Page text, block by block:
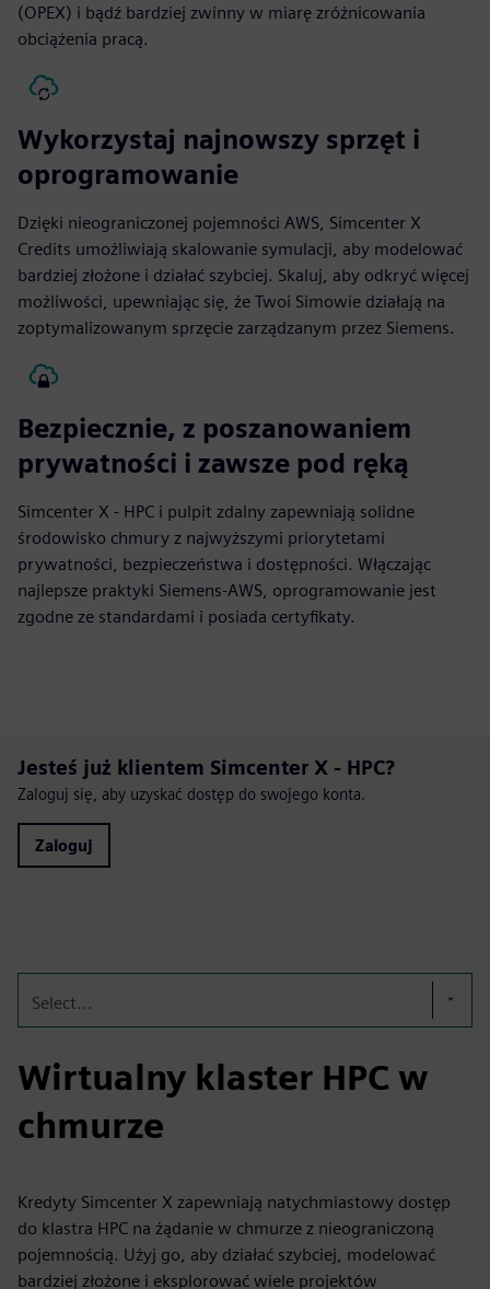
(OPEX) i bądź bardziej zwinny w miarę zróżnicowania
obciążenia pracą.
Wykorzystaj najnowszy sprzęt i
oprogramowanie
Dzięki nieograniczonej pojemności AWS, Simcenter X
Credits umożliwiają skalowanie symulacji, aby modelować
bardziej złożone i działać szybciej. Skaluj, aby odkryć więcej
możliwości, upewniając się, że Twoi Simowie działają na
zoptymalizowanym sprzęcie zarządzanym przez Siemens.
Bezpiecznie, z poszanowaniem
prywatności i zawsze pod ręką
Simcenter X - HPC i pulpit zdalny zapewniają solidne
środowisko chmury z najwyższymi priorytetami
prywatności, bezpieczeństwa i dostępności. Włączając
najlepsze praktyki Siemens-AWS, oprogramowanie jest
zgodne ze standardami i posiada certyfikaty.
Jesteś już klientem Simcenter X - HPC?
Zaloguj się, aby uzyskać dostęp do swojego konta.
Zaloguj
Select...
Wirtualny klaster HPC w
chmurze
Kredyty Simcenter X zapewniają natychmiastowy dostęp
do klastra HPC na żądanie w chmurze z nieograniczoną
pojemnością. Użyj go, aby działać szybciej, modelować
bardziej złożone i eksplorować wiele projektów